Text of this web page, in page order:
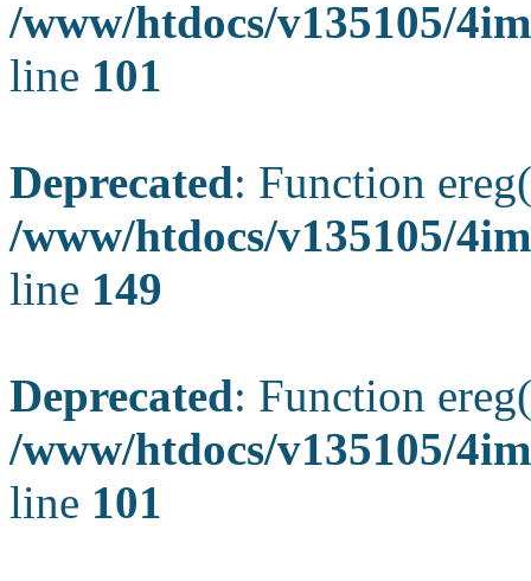
/www/htdocs/v135105/
line 101
Deprecated: Function
/www/htdocs/v135105/
line 149
Deprecated: Function
/www/htdocs/v135105/
line 101